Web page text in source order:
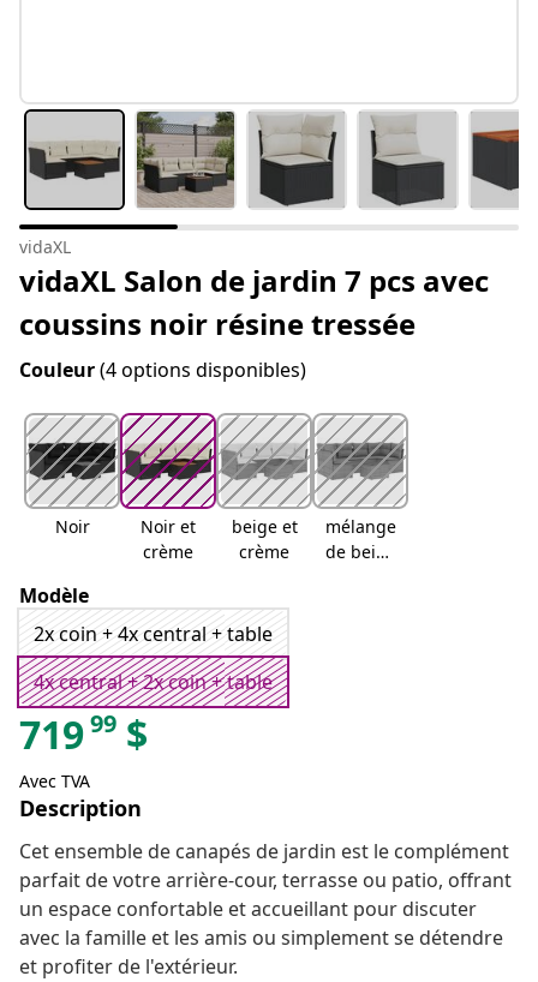
vidaXL
vidaXL Salon de jardin 7 pcs avec
coussins noir résine tressée
Couleur(4 options disponibles)
Noir
Noir et
crème
beige et
crème
mélange
de beige
Modèle
2x coin + 4x central + table
4x central + 2x coin + table
71999 $
Avec TVA
Description
Cet ensemble de canapés de jardin est le complément
parfait de votre arrière-cour, terrasse ou patio, offrant
un espace confortable et accueillant pour discuter
avec la famille et les amis ou simplement se détendre
et profiter de l'extérieur.